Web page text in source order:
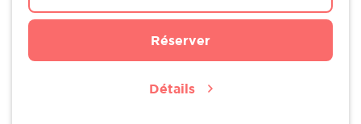
Réserver
Détails